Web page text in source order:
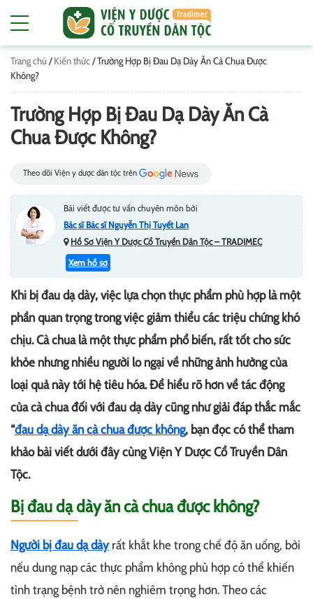
Trang chủ /Kiến thức/Trường Hợp Bị Đau Dạ Dày Ăn Cà Chua Được
Không?
Trường Hợp Bị Đau Dạ Dày Ăn Cà
Chua Được Không?
Theo dõi Viện y dược dân tộc trên
Bài viết được tư vấn chuyên môn bởi
Bác sĩ Bác sĩ Nguyễn Thị Tuyết Lan
Hồ Sơ Viện Y Dược Cổ Truyền Dân Tộc – TRADIMEC
Xem hồ sơ
Khi bị đau dạ dày, việc lựa chọn thực phẩm phù hợp là một
phần quan trọng trong việc giảm thiểu các triệu chứng khó
chịu. Cà chua là một thực phẩm phổ biến, rất tốt cho sức
khỏe nhưng nhiều người lo ngại về những ảnh hưởng của
loại quả này tới hệ tiêu hóa. Để hiểu rõ hơn về tác động
của cà chua đối với đau dạ dày cũng như giải đáp thắc mắc
“đau dạ dày ăn cà chua được không, bạn đọc có thể tham
khảo bài viết dưới đây cùng Viện Y Dược Cổ Truyền Dân
Tộc.
Bị đau dạ dày ăn cà chua được không?
Người bị đau dạ dàyrất khắt khe trong chế độ ăn uống, bởi
nếu dung nạp các thực phẩm không phù hợp có thể khiến
tình trạng bệnh trở nên nghiêm trọng hơn. Theo các